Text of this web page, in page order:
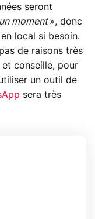
seront
moment», donc
en local si besoin.
de raisons très
conseille, pour
un outil de
sera très